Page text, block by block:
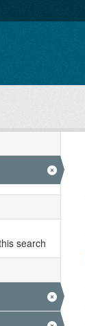
search